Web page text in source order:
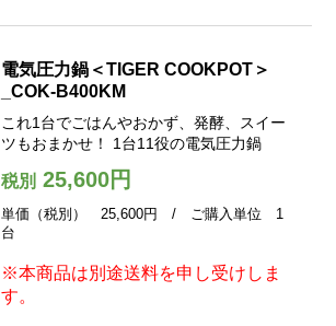
電気圧力鍋＜TIGER COOKPOT＞
_COK-B400KM
これ1台でごはんやおかず、発酵、スイー
ツもおまかせ！ 1台11役の電気圧力鍋
税別25,600円
単価（税別） 25,600円 / ご購入単位 1
台
※本商品は別途送料を申し受けしま
す。